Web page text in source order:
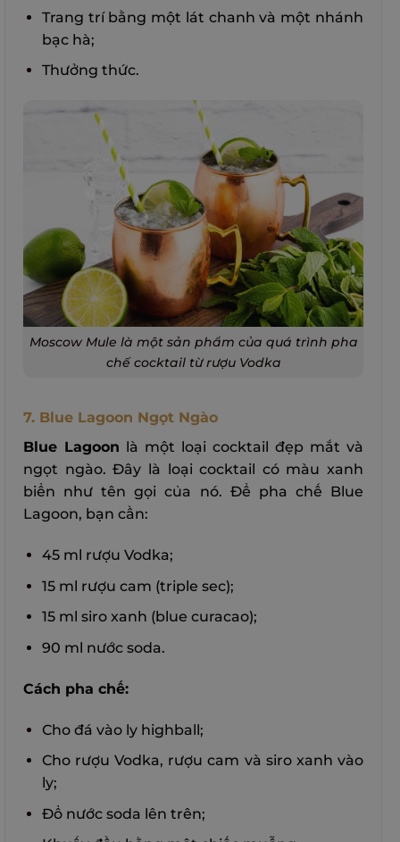
Trang trí bằng một lát chanh và một nhánh
bạc hà;
Thưởng thức.
Moscow Mule là một sản phẩm của quá trình pha
chế cocktail từ rượu Vodka
7. Blue Lagoon Ngọt Ngào
Blue Lagoon là một loại cocktail đẹp mắt và
ngọt ngào. Đây là loại cocktail có màu xanh
biển như tên gọi của nó. Để pha chế Blue
Lagoon, bạn cần:
45 ml rượu Vodka;
15 ml rượu cam (triple sec);
15 ml siro xanh (blue curacao);
90 ml nước soda.
Cách pha chế:
Cho đá vào ly highball;
Cho rượu Vodka, rượu cam và siro xanh vào
ly;
Đổ nước soda lên trên;